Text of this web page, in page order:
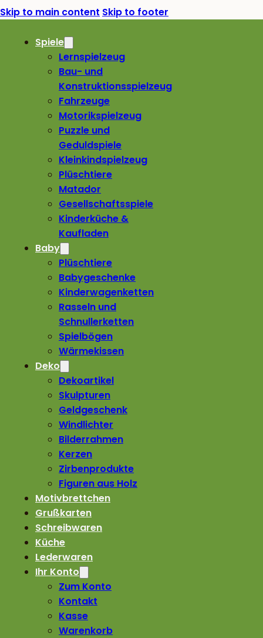
Skip to main content Skip to footer
Spiele
Lernspielzeug
Bau- und
Konstruktionsspielzeug
Fahrzeuge
Motorikspielzeug
Puzzle und
Geduldspiele
Kleinkindspielzeug
Plüschtiere
Matador
Gesellschaftsspiele
Kinderküche &
Kaufladen
Baby
Plüschtiere
Babygeschenke
Kinderwagenketten
Rasseln und
Schnullerketten
Spielbögen
Wärmekissen
Deko
Dekoartikel
Skulpturen
Geldgeschenk
Windlichter
Bilderrahmen
Kerzen
Zirbenprodukte
Figuren aus Holz
Motivbrettchen
Grußkarten
Schreibwaren
Küche
Lederwaren
Ihr Konto
Zum Konto
Kontakt
Kasse
Warenkorb